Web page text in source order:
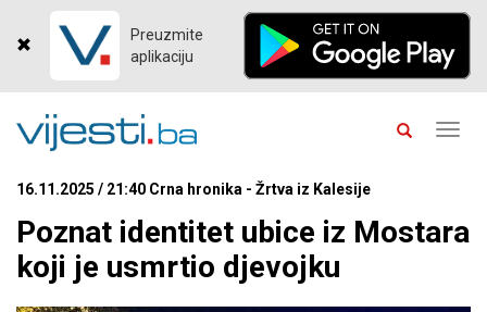
Preuzmite
aplikaciju
16.11.2025 / 21:40 Crna hronika - Žrtva iz Kalesije
Poznat identitet ubice iz Mostara
koji je usmrtio djevojku